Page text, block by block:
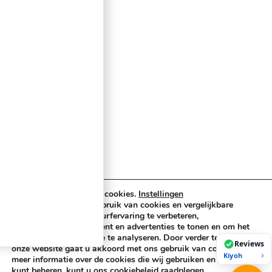
Copyright © 2026 Buzz-Shop.nl. Alle rechten voorbehouden.
Wij maken gebruik van cookies. Instellingen
Buzz-shop.nl maakt gebruik van cookies en vergelijkbare
technologieën om uw surfervaring te verbeteren,
gepersonaliseerde content en advertenties te tonen en om het
verkeer op onze website te analyseren. Door verder te gaan op
onze website gaat u akkoord met ons gebruik van cookies. Voor
meer informatie over de cookies die wij gebruiken en hoe u deze
Reviews
Kiyoh ›